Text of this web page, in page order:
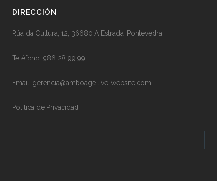
DIRECCIÓN
Rúa da Cultura, 12, 36680 A Estrada, Pontevedra
Teléfono: 986 28 99 99
Email: gerencia@amboage.live-website.com
Política de Privacidad